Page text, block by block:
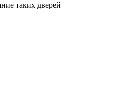
таких дверей